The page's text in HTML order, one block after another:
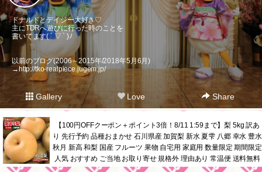
ドナルドとデイジー大好き♡
主にTDRへ遊びに行った時のことを
書いてます( ´ ▽ ` )ﾉ
以前のブログ(2006～2015年/2018年5月6月)
→http://tko-realpiece.jugem.jp/
Gallery Love Share
【100円OFFクーポン＋ポイント3倍！8/11 1:59まで】梨 5kg 訳あ
り 先行予約 品種おまかせ 石川県産 加賀梨 新水 夏雫 八郷 幸水 豊水
秋月 新高 和梨 国産 フルーツ 果物 自宅用 家庭用 数量限定 期間限定
人気 おすすめ ご当地 お取り寄せ 規格外 理由あり 常温便 送料無料